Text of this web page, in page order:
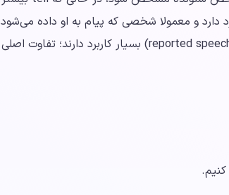
و معمولا شخصی که پیام به او داده می‌شود
ذکر می‌شود. هر دو فعل say و tell برای نقل قول غیرمستقیم (reported speech) بسیار کاربرد دارند؛ تفاوت اصلی